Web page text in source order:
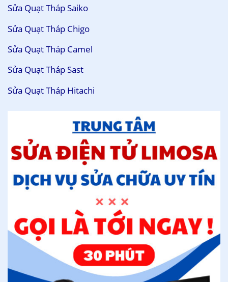
Sửa Quạt Tháp Saiko
Sửa Quạt Tháp Chigo
Sửa Quạt Tháp Camel
Sửa Quạt Tháp Sast
Sửa Quạt Tháp Hitachi